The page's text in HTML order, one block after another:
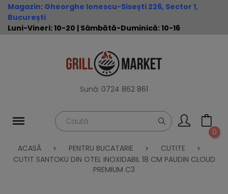
Magazin: Gheorghe Ionescu-Sisești 226, Sector 1,
București
Luni-Vineri: 10-20 | Sâmbătă-Duminică: 10-16
Sună: 0724 862 861
0
ACASĂ
PENTRU BUCATARIE
CUTITE
CUTIT SANTOKU DIN OTEL INOXIDABIL 18 CM PAUDIN CLOUD
PREMIUM C3